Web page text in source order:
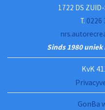
1722 DS
T. 0226
Sinds 1980
KvK
GonBa